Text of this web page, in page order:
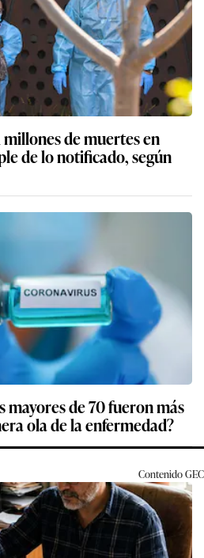
millones de muertes en
de lo notificado, según
mayores de 70 fueron más
ola de la enfermedad?
ContenidoGEC